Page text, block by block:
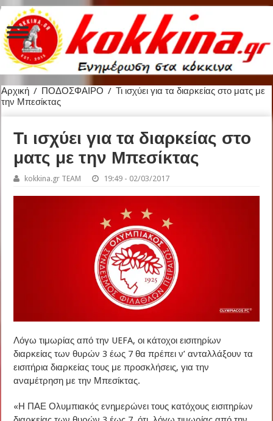
Αρχική / ΠΟΔΟΣΦΑΙΡΟ / Τι ισχύει για τα διαρκείας στο ματς με
την Μπεσίκτας
Τι ισχύει για τα διαρκείας στο
ματς με την Μπεσίκτας
kokkina.gr TEAM 19:49 - 02/03/2017
Λόγω τιμωρίας από την UEFA, οι κάτοχοι εισιτηρίων
διαρκείας των θυρών 3 έως 7 θα πρέπει ν’ ανταλλάξουν τα
εισιτήρια διαρκείας τους με προσκλήσεις, για την
αναμέτρηση με την Μπεσίκτας.
«Η ΠΑΕ Ολυμπιακός ενημερώνει τους κατόχους εισιτηρίων